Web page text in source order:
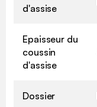
d'assise
Epaisseur du
coussin
d'assise
Dossier